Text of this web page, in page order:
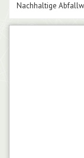
Nachhaltige